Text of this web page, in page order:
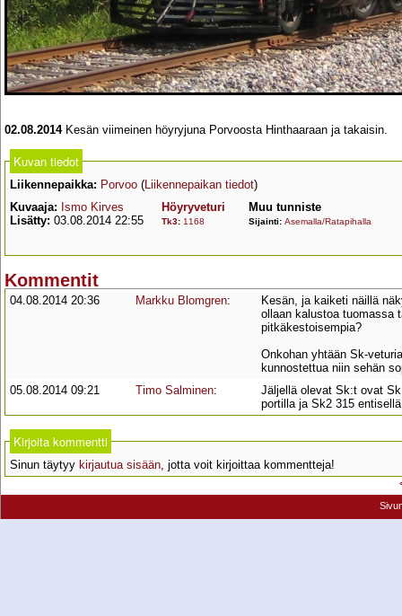
02.08.2014Kesän viimeinen höyryjuna Porvoosta Hinthaaraan ja takaisin.
Kuvan tiedot
Liikennepaikka: Porvoo (Liikennepaikan tiedot)
Kuvaaja: Ismo Kirves
Lisätty: 03.08.2014 22:55
Höyryveturi
Tk3: 1168
Muu tunniste
Sijainti: Asemalla/Ratapihalla
Kommentit
04.08.2014 20:36 Markku Blomgren:
Kesän, ja kaiketi näillä
ollaan kalustoa tuomassa
pitkäkestoisempia?
Onkohan yhtään Sk-
kunnostettua niin sehän
05.08.2014 09:21
Timo Salminen:
Jäljellä olevat Sk:t ovat
portilla ja Sk2 315
Kirjoita kommentti
Sinun täytyy kirjautua sisään, jotta voit kirjoittaa kommentteja!